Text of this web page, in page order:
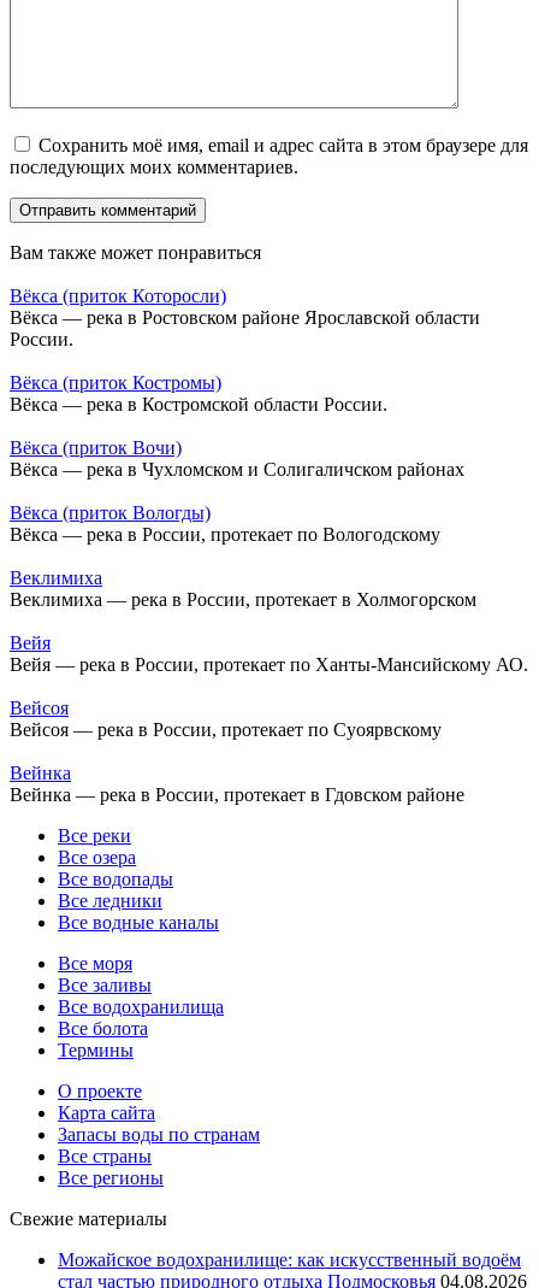
Сохранить моё имя, email и адрес сайта в этом браузере для
последующих моих комментариев.
Вам также может понравиться
Вёкса (приток Которосли)
Вёкса — река в Ростовском районе Ярославской области
России.
Вёкса (приток Костромы)
Вёкса — река в Костромской области России.
Вёкса (приток Вочи)
Вёкса — река в Чухломском и Солигаличском районах
Вёкса (приток Вологды)
Вёкса — река в России, протекает по Вологодскому
Веклимиха
Веклимиха — река в России, протекает в Холмогорском
Вейя
Вейя — река в России, протекает по Ханты-Мансийскому АО.
Вейсоя
Вейсоя — река в России, протекает по Суоярвскому
Вейнка
Вейнка — река в России, протекает в Гдовском районе
Все реки
Все озера
Все водопады
Все ледники
Все водные каналы
Все моря
Все заливы
Все водохранилища
Все болота
Термины
О проекте
Карта сайта
Запасы воды по странам
Все страны
Все регионы
Свежие материалы
Можайское водохранилище: как искусственный водоём
стал частью природного отдыха Подмосковья 04.08.2026